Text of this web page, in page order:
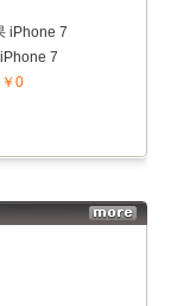
7
￥0
更多...